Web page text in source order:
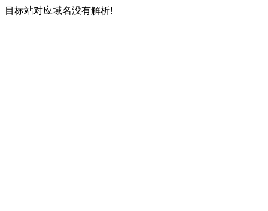
目标站对应域名没有解析!